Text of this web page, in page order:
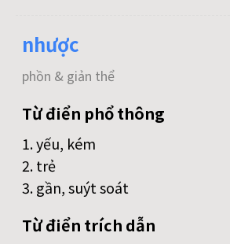
nhược
phồn & giản thể
Từ điển phổ thông
1. yếu, kém
2. trẻ
3. gần, suýt soát
Từ điển trích dẫn